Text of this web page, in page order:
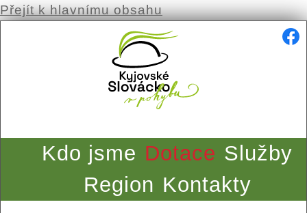
Přejít k hlavnímu obsahu
Kdo jsme Dotace Služby
Region Kontakty